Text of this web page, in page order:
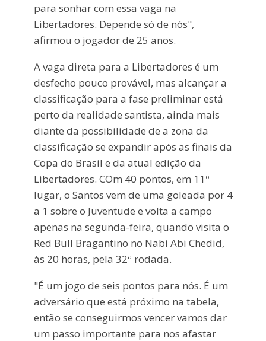
para sonhar com essa vaga na
Libertadores. Depende só de nós",
afirmou o jogador de 25 anos.
A vaga direta para a Libertadores é um
desfecho pouco provável, mas alcançar a
classificação para a fase preliminar está
perto da realidade santista, ainda mais
diante da possibilidade de a zona da
classificação se expandir após as finais da
Copa do Brasil e da atual edição da
Libertadores. COm 40 pontos, em 11º
lugar, o Santos vem de uma goleada por 4
a 1 sobre o Juventude e volta a campo
apenas na segunda-feira, quando visita o
Red Bull Bragantino no Nabi Abi Chedid,
às 20 horas, pela 32ª rodada.
"É um jogo de seis pontos para nós. É um
adversário que está próximo na tabela,
então se conseguirmos vencer vamos dar
um passo importante para nos afastar